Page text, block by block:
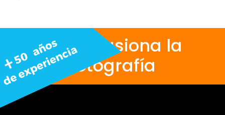
Nos apasiona la
fotografía